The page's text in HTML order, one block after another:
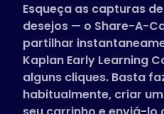
Esqueça as capturas
desejos — o Share-A-
partilhar
Kaplan Early Learning
alguns cliques. Basta
habitualmente, criar